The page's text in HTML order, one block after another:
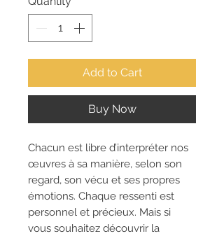
Add to Cart
Buy Now
Chacun est libre d’interpréter nos
œuvres à sa manière, selon son
regard, son vécu et ses propres
émotions. Chaque ressenti est
personnel et précieux. Mais si
vous souhaitez découvrir la